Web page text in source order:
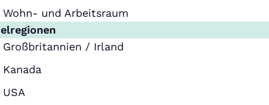
Wohn- und Arbeitsraum
Großbritannien / Irland
Kanada
USA